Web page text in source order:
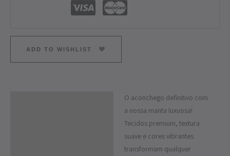
ADD TO WISHLIST
O aconchego definitivo com
a nossa manta luxuosa!
Tecidos premium, textura
suave e cores vibrantes
transformam qualquer